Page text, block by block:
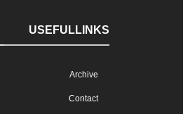
USEFULLINKS
Archive
Contact